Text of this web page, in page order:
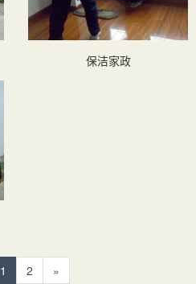
保洁家政
1 2 »